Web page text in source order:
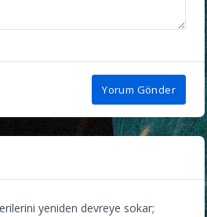
Yorum Gönder
yeniden devreye sokar;